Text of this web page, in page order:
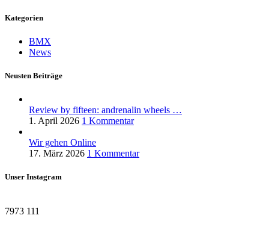
Kategorien
BMX
News
Neusten Beiträge
Review by fifteen: andrenalin wheels …
1. April 2026 1 Kommentar
Wir gehen Online
17. März 2026 1 Kommentar
Unser Instagram
7973 111